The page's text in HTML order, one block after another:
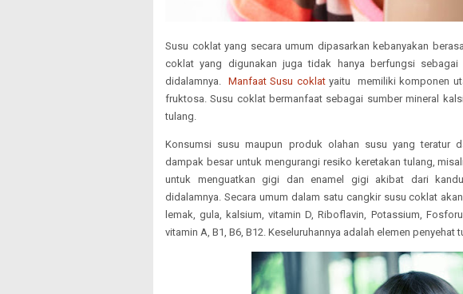
Susu coklat yang secara umum dipasarkan kebanyakan
coklat yang digunakan juga tidak hanya berfungsi
didalamnya. Manfaat Susu coklatyaitu memiliki komponen
fruktosa. Susu coklat bermanfaat sebagai sumber mineral
tulang.
Konsumsi susu maupun produk olahan susu yang teratur
dampak besar untuk mengurangi resiko keretakan tulang,
untuk menguatkan gigi dan enamel gigi akibat dari
didalamnya. Secara umum dalam satu cangkir susu coklat
lemak, gula, kalsium, vitamin D, Riboflavin, Potassium,
vitamin A, B1, B6, B12. Keseluruhannya adalah elemen penyehat